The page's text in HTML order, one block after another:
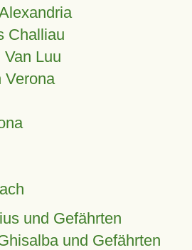
Challiau
Luu
Verona
und Gefährten
und Gefährten